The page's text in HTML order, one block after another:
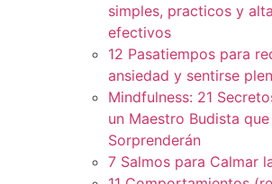
simples, practicos y
efectivos
12 Pasatiempos para
ansiedad y sentirse
Mindfulness: 21
un Maestro Budista
Sorprenderán
7 Salmos para Calmar